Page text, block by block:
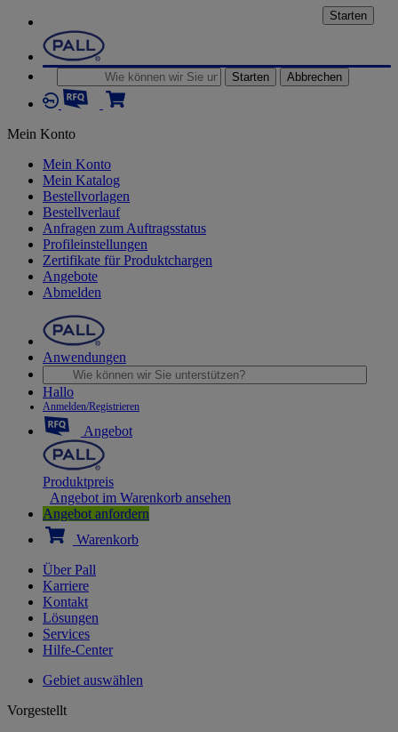
Starten Abbrechen
Mein Konto
Mein Konto
Mein Katalog
Bestellvorlagen
Bestellverlauf
Anfragen zum Auftragsstatus
Profileinstellungen
Zertifikate für Produktchargen
Angebote
Abmelden
Anwendungen
Starten
Hallo
Anmelden/Registrieren
Angebot
Produktpreis
Angebot im Warenkorb ansehen
Angebot anfordern
Warenkorb
Über Pall
Karriere
Kontakt
Lösungen
Services
Hilfe-Center
Gebiet auswählen
Vorgestellt